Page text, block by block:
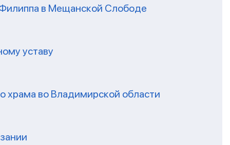
в Мещанской Слободе
уставу
храма во Владимирской области